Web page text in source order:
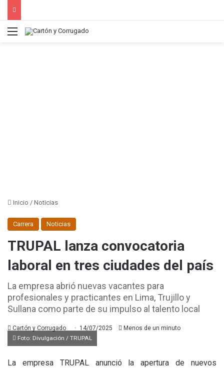
Menú
Inicio / Noticias
Carrera Noticias
TRUPAL lanza convocatoria
laboral en tres ciudades del país
La empresa abrió nuevas vacantes para
profesionales y practicantes en Lima, Trujillo y
Sullana como parte de su impulso al talento local
Cartón y Corrugado 14/07/2025
Menos de un minuto
Foto: Divulgación / TRUPAL
La empresa TRUPAL anunció la apertura de nuevos